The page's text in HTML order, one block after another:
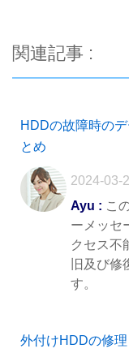
関連記事 :
HDDの故障時の
とめ
2024-03-
Ayu : こ
ーメッセ
クセス不
旧及び修
す。
外付けHDDの修